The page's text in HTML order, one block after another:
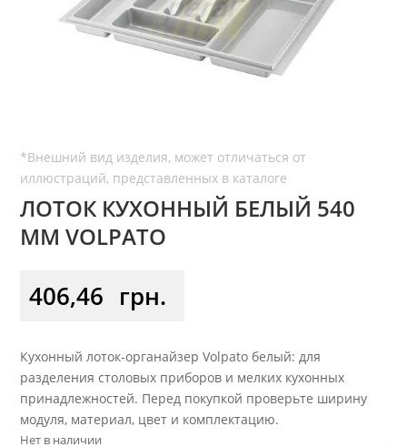
ЛОТОК КУХОННЫЙ БЕЛЫЙ 540
ММ VOLPATO
406,46 грн.
Кухонный лоток-органайзер Volpato белый: для
разделения столовых приборов и мелких кухонных
принадлежностей. Перед покупкой проверьте ширину
модуля, материал, цвет и комплектацию.
Нет в наличии